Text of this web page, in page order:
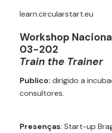
learn.circularstart.eu
Workshop
03-202
Train the Trainer
Publico: dirigido a
consultores.
Presenças: Start-up